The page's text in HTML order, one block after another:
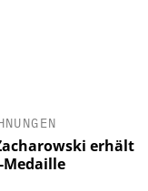
erhält
Medaille